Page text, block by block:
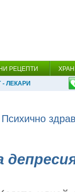
РЕЦЕПТИ
- ЛЕКАРИ
Психично